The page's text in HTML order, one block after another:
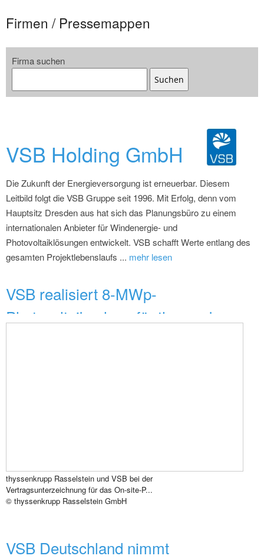
Firmen / Pressemappen
Firma suchen
Suchen
VSB Holding GmbH
Die Zukunft der Energieversorgung ist erneuerbar. Diesem
Leitbild folgt die VSB Gruppe seit 1996. Mit Erfolg, denn vom
Hauptsitz Dresden aus hat sich das Planungsbüro zu einem
internationalen Anbieter für Windenergie- und
Photovoltaiklösungen entwickelt. VSB schafft Werte entlang des
gesamten Projektlebenslaufs ... mehr lesen
VSB realisiert 8-MWp-
Photovoltaikanlage für thyssenk...
thyssenkrupp Rasselstein und VSB bei der
Vertragsunterzeichnung für das On-site-P...
© thyssenkrupp Rasselstein GmbH
VSB Deutschland nimmt